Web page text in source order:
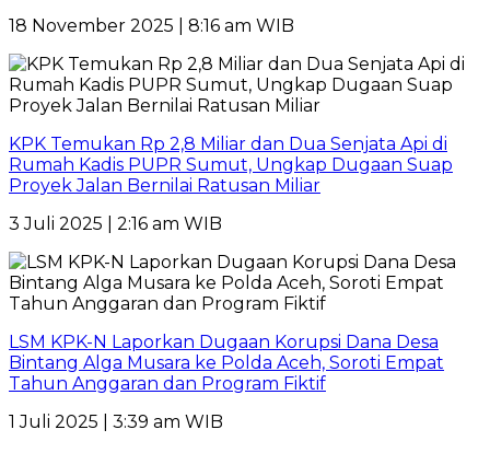
18 November 2025 | 8:16 am WIB
KPK Temukan Rp 2,8 Miliar dan Dua Senjata Api di
Rumah Kadis PUPR Sumut, Ungkap Dugaan Suap
Proyek Jalan Bernilai Ratusan Miliar
3 Juli 2025 | 2:16 am WIB
LSM KPK-N Laporkan Dugaan Korupsi Dana Desa
Bintang Alga Musara ke Polda Aceh, Soroti Empat
Tahun Anggaran dan Program Fiktif
1 Juli 2025 | 3:39 am WIB